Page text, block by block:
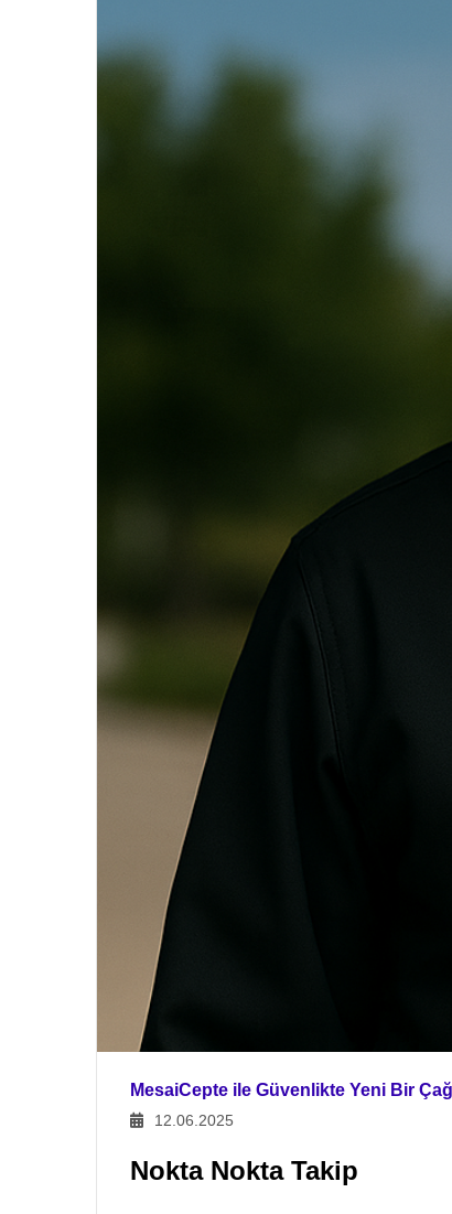
MesaiCepte ile Güvenlikte Yeni Bir Çağ
12.06.2025
Nokta Nokta Takip